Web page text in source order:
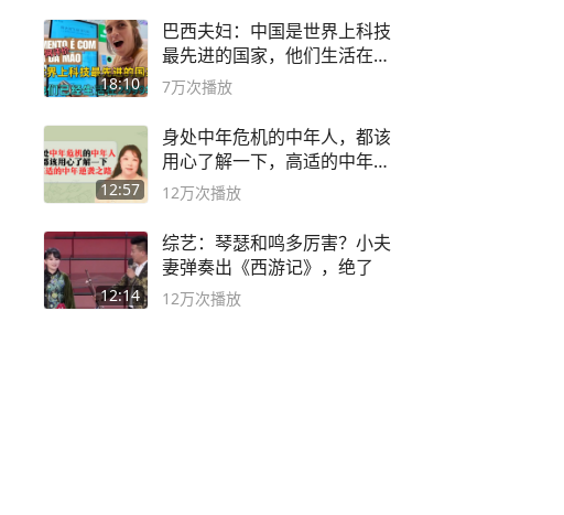
18:10
巴西夫妇：中国是世界上科技
最先进的国家，他们生活在
2999年
7万次播放
12:57
身处中年危机的中年人，都该
用心了解一下，高适的中年逆
袭之路
12万次播放
12:14
综艺：琴瑟和鸣多厉害？小夫
妻弹奏出《西游记》，绝了
12万次播放